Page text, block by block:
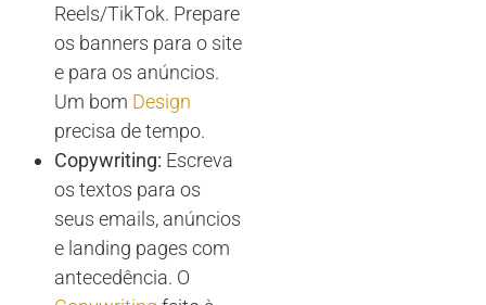
Reels/TikTok. Prepare
os banners para o site
e para os anúncios.
Um bom Design
precisa de tempo.
Copywriting: Escreva
os textos para os
seus emails, anúncios
e landing pages com
antecedência. O